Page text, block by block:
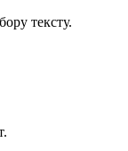
тексту.